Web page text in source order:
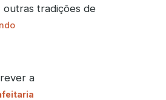
outras tradições de
a